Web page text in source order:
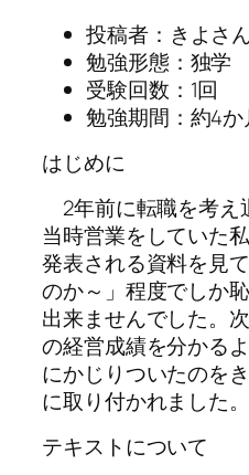
投稿者：きよさ
勉強形態：独学
受験回数：1回
勉強期間：約4
はじめに
2年前に転職を考え
当時営業をしていた
発表される資料を見
のか～」程度でしか
出来ませんでした。
の経営成績を分かる
にかじりついたのを
に取り付かれました。
テキストについて